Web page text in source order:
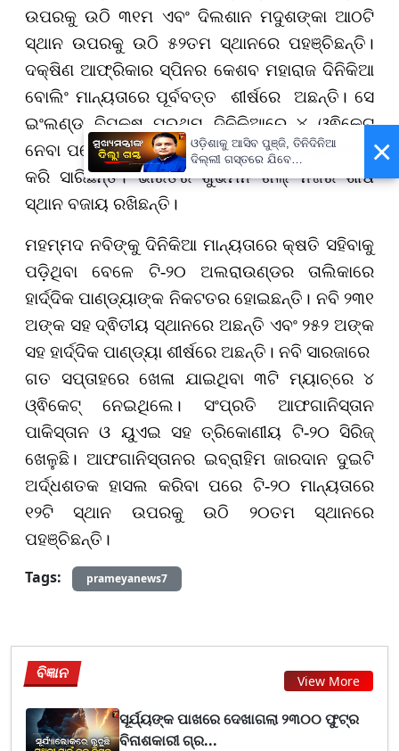
ଉପରକୁ ଉଠି ୩୧ମ ଏବଂ ଦିଲଶାନ ମଦୁଶଙ୍କା ଆଠଟି
ସ୍ଥାନ ଉପରକୁ ଉଠି ୫୨ତମ ସ୍ଥାନରେ ପହଞ୍ଚିଛନ୍ତି।
ଦକ୍ଷିଣ ଆଫ୍ରିକାର ସ୍ପିନର କେଶବ ମହାରାଜ ଦିନିକିଆ
ବୋଲିଂ ମାନ୍ୟତାରେ ପୂର୍ବବତ୍ତ ଶୀର୍ଷରେ ଅଛନ୍ତି। ସେ
ଇଂଲଣ୍ଡ ବିପକ୍ଷ ପ୍ରଥମ ଦିନିକିଆରେ ୪ ଓ୍ଵିକେଟ୍
ନେବା ପରେ ୩୧ ରେଟିଂ ବୃଦ୍ଧି ସହ ୬୯୦ ପଏଣ୍ଟ ହାସଲ
କରି ସାରିଛନ୍ତି। ଭାରତର ଶୁଭମନ ଗିଲ୍ ନିଜର ଶୀର୍ଷ
ସ୍ଥାନ ବଜାୟ ରଖିଛନ୍ତି।
ମହମ୍ମଦ ନବିଙ୍କୁ ଦିନିକିଆ ମାନ୍ୟତାରେ କ୍ଷତି ସହିବାକୁ
ପଡ଼ିଥିବା ବେଳେ ଟି-୨୦ ଅଲରାଉଣ୍ଡର ତାଲିକାରେ
ହାର୍ଦ୍ଦିକ ପାଣ୍ଡ୍ୟାଙ୍କ ନିକଟତର ହୋଇଛନ୍ତି। ନବି ୨୩୧
ଅଙ୍କ ସହ ଦ୍ଵିତୀୟ ସ୍ଥାନରେ ଅଛନ୍ତି ଏବଂ ୨୫୨ ଅଙ୍କ
ସହ ହାର୍ଦ୍ଦିକ ପାଣ୍ଡ୍ୟା ଶୀର୍ଷରେ ଅଛନ୍ତି। ନବି ସାରଜାରେ
ଗତ ସପ୍ତାହରେ ଖେଳା ଯାଇଥିବା ୩ଟି ମ୍ୟାଚ୍‌ରେ ୪
ଓ୍ଵିକେଟ୍ ନେଇଥିଲେ। ସଂପ୍ରତି ଆଫଗାନିସ୍ତାନ
ପାକିସ୍ତାନ ଓ ୟୁଏଇ ସହ ତ୍ରିକୋଣୀୟ ଟି-୨୦ ସିରିଜ୍
ଖେଳୁଛି। ଆଫଗାନିସ୍ତାନର ଇବ୍ରାହିମ ଜାରଦାନ ଦୁଇଟି
ଅର୍ଦ୍ଧଶତକ ହାସଲ କରିବା ପରେ ଟି-୨୦ ମାନ୍ୟତାରେ
୧୨ଟି ସ୍ଥାନ ଉପରକୁ ଉଠି ୨୦ତମ ସ୍ଥାନରେ
ପହଞ୍ଚିଛନ୍ତି।
Tags: prameyanews7
ବିଜ୍ଞାନ View More
ସୂର୍ଯ୍ୟଙ୍କ ପାଖରେ ଦେଖାଗଲା ୨୩୦୦ ଫୁଟ୍‌ର
ବିନାଶକାରୀ ଗ୍ର...
×
ଓଡ଼ିଶାକୁ ଆସିବ ପୁଞ୍ଜି, ତିନିଦିନିଆ
ଦିଲ୍ଲୀ ଗସ୍ତରେ ଯିବେ
ମୁଖ୍ୟମନ୍ତ୍ରୀ ମୋହନ ମାଝୀ